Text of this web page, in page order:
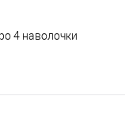
4 наволочки